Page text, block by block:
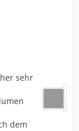
sehr
dem